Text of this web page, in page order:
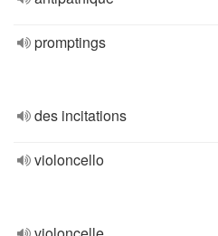
promptings
des incitations
violoncello